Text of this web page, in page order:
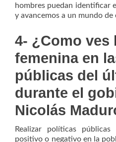
hombres puedan identificar
y avancemos a un mundo de
4- ¿Como ves
femenina en
públicas del
durante el
Nicolás
Realizar políticas
positivo o negativo en la